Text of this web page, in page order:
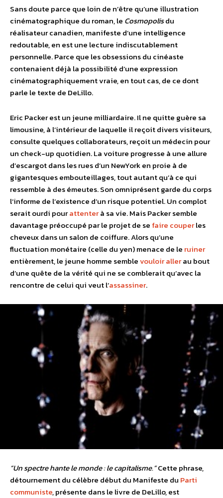
Sans doute parce que loin de n’être qu’une illustration
cinématographique du roman, le Cosmopolisdu
réalisateur canadien, manifeste d’une intelligence
redoutable, en est une lecture indiscutablement
personnelle. Parce que les obsessions du cinéaste
contenaient déjà la possibilité d’une expression
cinématographiquement vraie, en tout cas, de ce dont
parle le texte de DeLillo.
Eric Packer est un jeune milliardaire. Il ne quitte guère sa
limousine, à l’intérieur de laquelle il reçoit divers visiteurs,
consulte quelques collaborateurs, reçoit un médecin pour
un check-up quotidien. La voiture progresse à une allure
d’escargot dans les rues d’un NewYork en proie à de
gigantesques embouteillages, tout autant qu’à ce qui
ressemble à des émeutes. Son omniprésent garde du corps
l’informe de l’existence d’un risque potentiel. Un complot
serait ourdi pourattenterà sa vie. Mais Packer semble
davantage préoccupé par le projet de se faire couperles
cheveux dans un salon de coiffure. Alors qu’une
fluctuation monétaire (celle du yen) menace de le ruiner
entièrement, le jeune homme semblevouloirallerau bout
d’une quête de la vérité qui ne se comblerait qu’avec la
rencontre de celui qui veut l’assassiner.
“Un spectre hante le monde : le capitalisme.”Cette phrase,
détournement du célèbre début du Manifeste du Parti
communiste, présente dans le livre de DeLillo, est